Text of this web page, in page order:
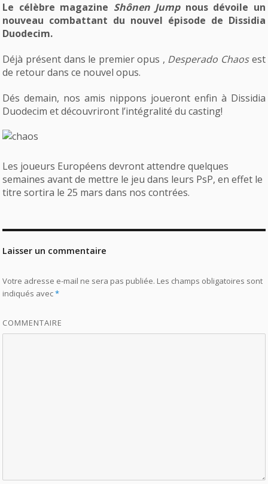
Le célèbre magazine Shônen Jump nous dévoile un
nouveau combattant du nouvel épisode de Dissidia
Duodecim.
Déjà présent dans le premier opus , Desperado Chaosest
de retour dans ce nouvel opus.
Dés demain, nos amis nippons joueront enfin à Dissidia
Duodecim et découvriront l’intégralité du casting!
Les joueurs Européens devront attendre quelques
semaines avant de mettre le jeu dans leurs PsP, en effet le
titre sortira le 25 mars dans nos contrées.
Laisser un commentaire
Votre adresse e-mail ne sera pas publiée. Les champs obligatoires sont
indiqués avec*
COMMENTAIRE